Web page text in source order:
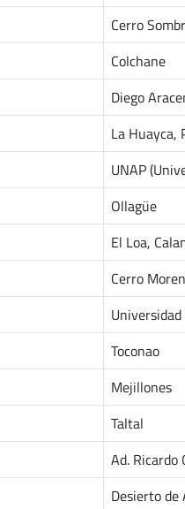
Cerro
Colchane
Diego
La Huayca,
UNAP
Ollagüe
El Loa,
Cerro
Toconao
Mejillones
Taltal
Ad. Ricardo
Desierto de